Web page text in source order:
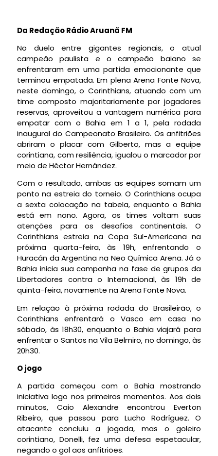
Da Redação Rádio Aruanã FM
No duelo entre gigantes regionais, o atual
campeão paulista e o campeão baiano se
enfrentaram em uma partida emocionante que
terminou empatada. Em plena Arena Fonte Nova,
neste domingo, o Corinthians, atuando com um
time composto majoritariamente por jogadores
reservas, aproveitou a vantagem numérica para
empatar com o Bahia em 1 a 1, pela rodada
inaugural do Campeonato Brasileiro. Os anfitriões
abriram o placar com Gilberto, mas a equipe
corintiana, com resiliência, igualou o marcador por
meio de Héctor Hernández.
Com o resultado, ambas as equipes somam um
ponto na estreia do torneio. O Corinthians ocupa
a sexta colocação na tabela, enquanto o Bahia
está em nono. Agora, os times voltam suas
atenções para os desafios continentais. O
Corinthians estreia na Copa Sul-Americana na
próxima quarta-feira, às 19h, enfrentando o
Huracán da Argentina na Neo Química Arena. Já o
Bahia inicia sua campanha na fase de grupos da
Libertadores contra o Internacional, às 19h de
quinta-feira, novamente na Arena Fonte Nova.
Em relação à próxima rodada do Brasileirão, o
Corinthians enfrentará o Vasco em casa no
sábado, às 18h30, enquanto o Bahia viajará para
enfrentar o Santos na Vila Belmiro, no domingo, às
20h30.
O jogo
A partida começou com o Bahia mostrando
iniciativa logo nos primeiros momentos. Aos dois
minutos, Caio Alexandre encontrou Everton
Ribeiro, que passou para Lucho Rodríguez. O
atacante concluiu a jogada, mas o goleiro
corintiano, Donelli, fez uma defesa espetacular,
negando o gol aos anfitriões.